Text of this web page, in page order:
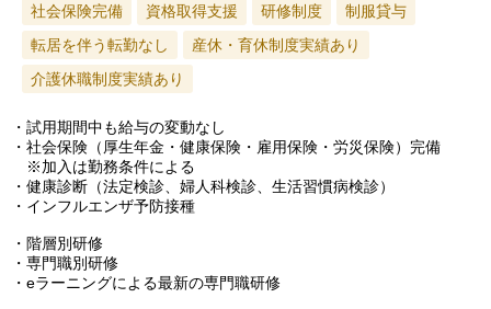
社会保険完備 資格取得支援 研修制度
制服貸与
転居を伴う転勤なし
産休・育休制度実績あり
介護休職制度実績あり
・試用期間中も給与の変動なし
・社会保険（厚生年金・健康保険・雇用保険・労災保険）完備
※加入は勤務条件による
・健康診断（法定検診、婦人科検診、生活習慣病検診）
・インフルエンザ予防接種
・階層別研修
・専門職別研修
・eラーニングによる最新の専門職研修